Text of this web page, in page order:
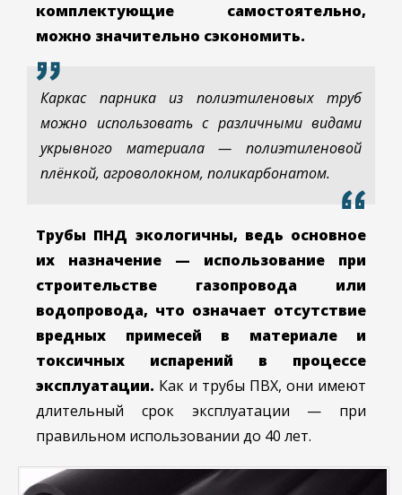
комплектующие самостоятельно,
можно значительно сэкономить.
Каркас парника из полиэтиленовых труб
можно использовать с различными видами
укрывного материала — полиэтиленовой
плёнкой, агроволокном, поликарбонатом.
Трубы ПНД экологичны, ведь основное
их назначение — использование при
строительстве газопровода или
водопровода, что означает отсутствие
вредных примесей в материале и
токсичных испарений в процессе
эксплуатации. Как и трубы ПВХ, они имеют
длительный срок эксплуатации — при
правильном использовании до 40 лет.